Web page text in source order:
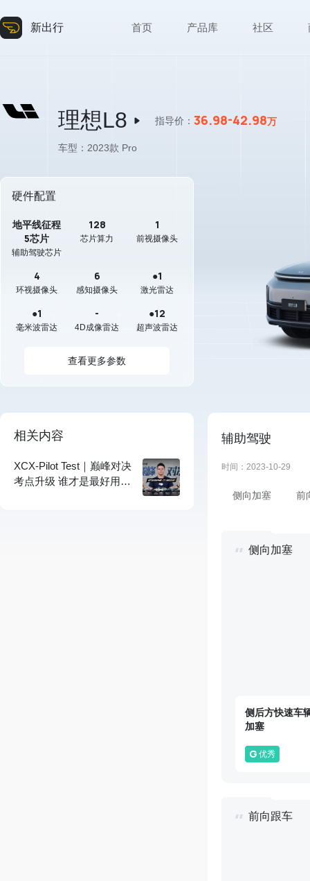
新出行 首页 产品库 社区
理想L8 指导价： 36.98-42.98万
车型： 2023款 Pro
硬件配置
地平线征程
5芯片
辅助驾驶芯片
128
芯片算力
1
前视摄像头
4
环视摄像头
6
感知摄像头
●1
激光雷达
●1
毫米波雷达
-
4D成像雷达
●12
超声波雷达
查看更多参数
相关内容
XCX-Pilot Test｜巅峰对决
考点升级 谁才是最好用的
辅助驾驶
时间：2023-10-29
侧向加塞 前
侧向加塞
侧后方快速车
加塞
G优秀
前向跟车